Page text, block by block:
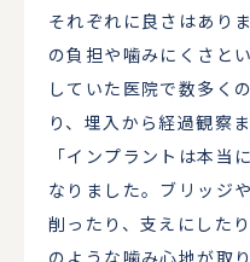
それぞれに良さはあり
の負担や噛みにくさと
していた医院で数多く
り、埋入から経過観察
「インプラントは本当
なりました。ブリッジ
削ったり、支えにした
のような噛み心地が取